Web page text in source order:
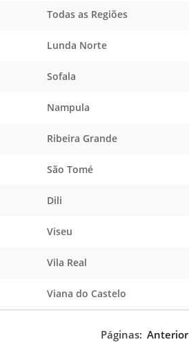
Todas as Regiões
Lunda Norte
Sofala
Nampula
Ribeira Grande
São Tomé
Dili
Viseu
Vila Real
Viana do Castelo
Páginas: Anterior